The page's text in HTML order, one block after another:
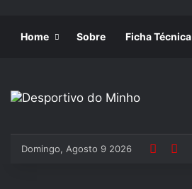
Home Sobre Ficha Técnica
Domingo, Agosto 9 2026